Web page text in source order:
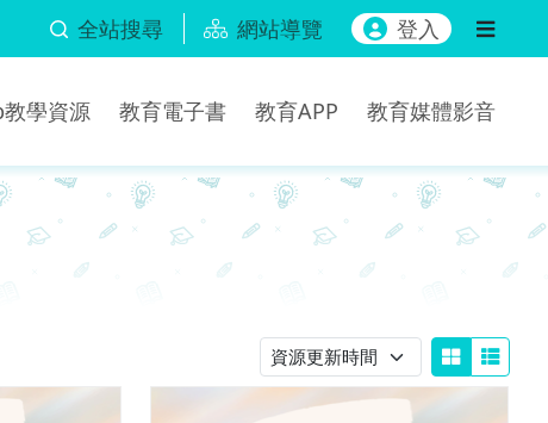
全站搜尋 網站導覽 登入
學資源 教育電子書 教育APP 教育媒體影音